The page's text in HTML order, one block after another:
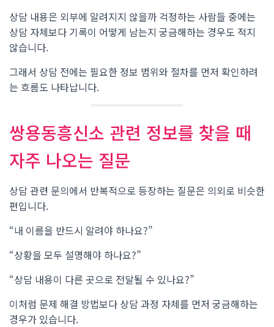
상담 내용은 외부에 알려지지 않을까 걱정하는 사람들 중에는
상담 자체보다 기록이 어떻게 남는지 궁금해하는 경우도 적지
않습니다.
그래서 상담 전에는 필요한 정보 범위와 절차를 먼저 확인하려
는 흐름도 나타납니다.
쌍용동흥신소 관련 정보를 찾을 때
자주 나오는 질문
상담 관련 문의에서 반복적으로 등장하는 질문은 의외로 비슷한
편입니다.
“내 이름을 반드시 알려야 하나요?”
“상황을 모두 설명해야 하나요?”
“상담 내용이 다른 곳으로 전달될 수 있나요?”
이처럼 문제 해결 방법보다 상담 과정 자체를 먼저 궁금해하는
경우가 있습니다.